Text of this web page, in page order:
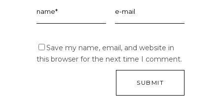
Save my name, email, and website in
this browser for the next time I comment.